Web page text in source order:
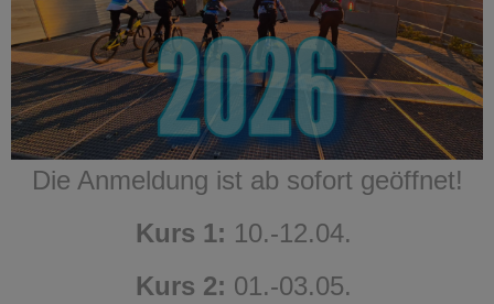
Die Anmeldung ist ab sofort geöffnet!
Kurs 1: 10.-12.04.
Kurs 2: 01.-03.05.